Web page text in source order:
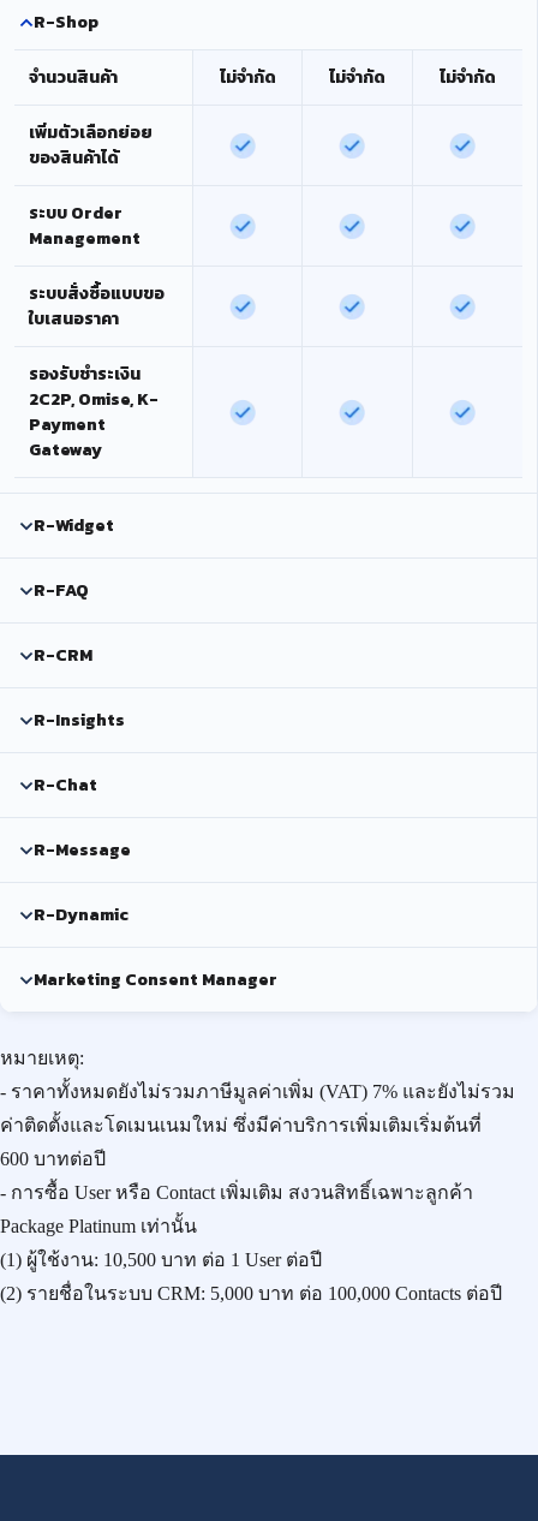
R-Shop
จำนวนสินค้า ไม่จำกัด ไม่จำกัด ไม่จำกัด
เพิ่มตัวเลือกย่อย
ของสินค้าได้
ระบบ Order
Management
ระบบสั่งซื้อแบบขอ
ใบเสนอราคา
รองรับชำระเงิน
2C2P, Omise, K-
Payment
Gateway
R-Widget
R-FAQ
R-CRM
R-Insights
R-Chat
R-Message
R-Dynamic
Marketing Consent Manager
หมายเหตุ:
- ราคาทั้งหมดยังไม่รวมภาษีมูลค่าเพิ่ม (VAT) 7% และยังไม่รวม
ค่าติดตั้งและโดเมนเนมใหม่ ซึ่งมีค่าบริการเพิ่มเติมเริ่มต้นที่
600 บาทต่อปี
- การซื้อ User หรือ Contact เพิ่มเติม สงวนสิทธิ์เฉพาะลูกค้า
Package Platinum เท่านั้น
(1) ผู้ใช้งาน: 10,500 บาท ต่อ 1 User ต่อปี
(2) รายชื่อในระบบ CRM: 5,000 บาท ต่อ 100,000 Contacts ต่อปี